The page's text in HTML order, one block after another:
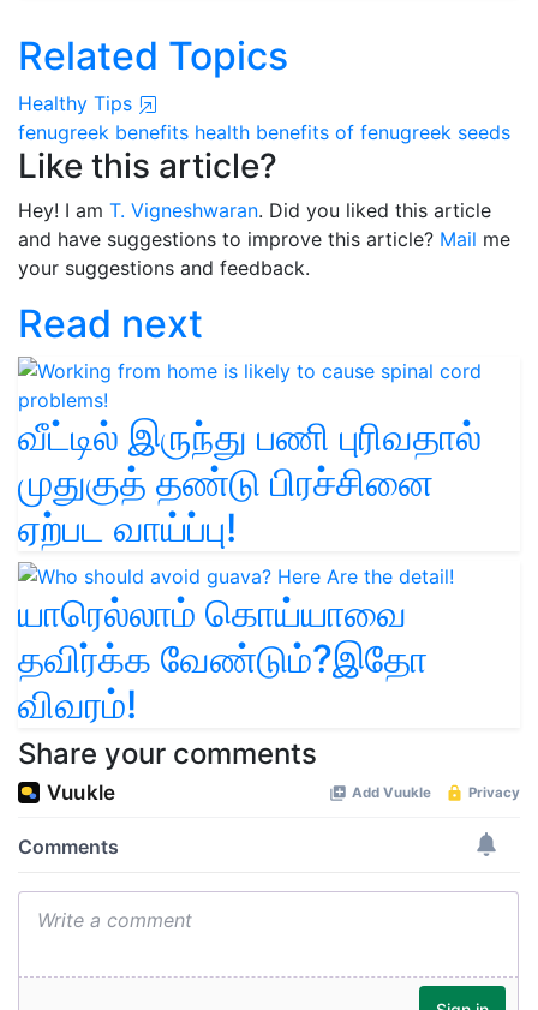
Related Topics
Healthy Tips
fenugreek benefits health benefits of fenugreek seeds
Like this article?
Hey! I am T. Vigneshwaran. Did you liked this article
and have suggestions to improve this article? Mail me
your suggestions and feedback.
Read next
வீட்டில் இருந்து பணி புரிவதால்
முதுகுத் தண்டு பிரச்சினை
ஏற்பட வாய்ப்பு!
யாரெல்லாம் கொய்யாவை
தவிர்க்க வேண்டும்?இதோ
விவரம்!
Share your comments